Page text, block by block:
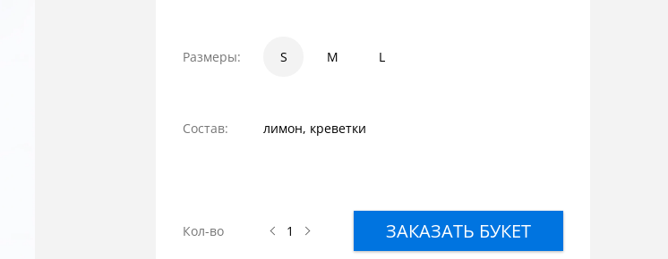
Размеры: S
1 M
1.5 L
2
Состав: лимон, креветки
Кол-во ЗАКАЗАТЬ БУКЕТ